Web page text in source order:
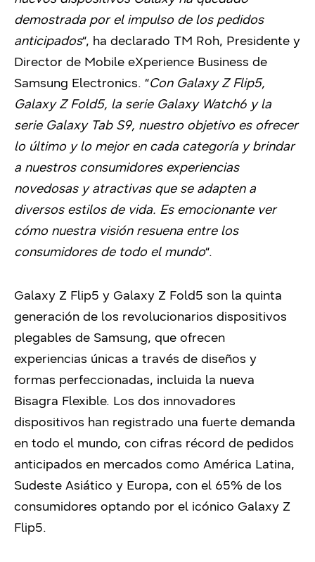
demostrada por el impulso de los pedidos
anticipados“, ha declarado TM Roh, Presidente y
Director de Mobile eXperience Business de
Samsung Electronics. “Con Galaxy Z Flip5,
Galaxy Z Fold5, la serie Galaxy Watch6 y la
serie Galaxy Tab S9, nuestro objetivo es ofrecer
lo último y lo mejor en cada categoría y brindar
a nuestros consumidores experiencias
novedosas y atractivas que se adapten a
diversos estilos de vida. Es emocionante ver
cómo nuestra visión resuena entre los
consumidores de todo el mundo“.
Galaxy Z Flip5 y Galaxy Z Fold5 son la quinta
generación de los revolucionarios dispositivos
plegables de Samsung, que ofrecen
experiencias únicas a través de diseños y
formas perfeccionadas, incluida la nueva
Bisagra Flexible. Los dos innovadores
dispositivos han registrado una fuerte demanda
en todo el mundo, con cifras récord de pedidos
anticipados en mercados como América Latina,
Sudeste Asiático y Europa, con el 65% de los
consumidores optando por el icónico Galaxy Z
Flip5.